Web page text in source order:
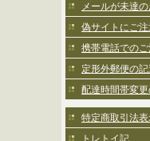
メールが未達
偽サイトにご注
携帯電話での
定形外郵便の
配達時間帯変
特定商取引法
トレトイ記